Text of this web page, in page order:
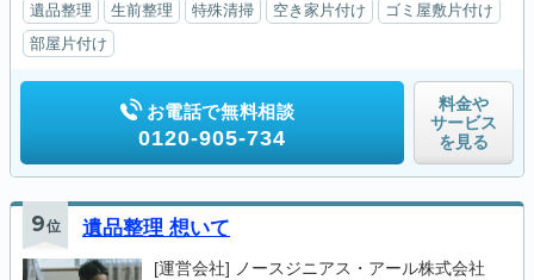
遺品整理 生前整理 特殊清掃 空き家片付け
ゴミ屋敷片付け
部屋片付け
お電話で無料相談
0120-905-734
料金や
サービス
を見る
9位 遺品整理 想いて
[運営会社] ノースジニアス・アール株式会社